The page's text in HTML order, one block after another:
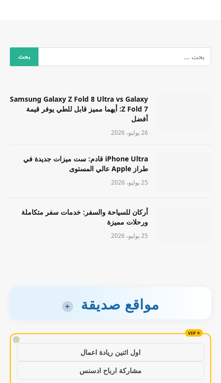
Samsung Galaxy Z Fold 8 Ultra vs Galaxy
Z Fold 7: أيهما مميز قابل للطي يوفر قيمة
أفضل
26 يوليو، 2026
iPhone Ultra قادم: ست ميزات جديدة في
طراز Apple عالي المستوى
25 يوليو، 2026
أركان للسياحة والسفر: خدمات سفر متكاملة
ورحلات مميزة
25 يوليو، 2026
مواقع صديقة +
!
اول اثنين ريادة اعمال
مشاركة ارباح ادسنس